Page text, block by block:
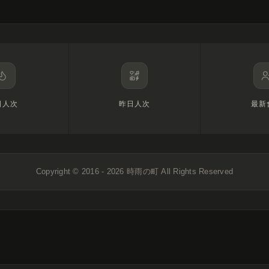
人次 昨日人次 最新
Copyright © 2016 - 2026 時雨の町 All Rights Reserved